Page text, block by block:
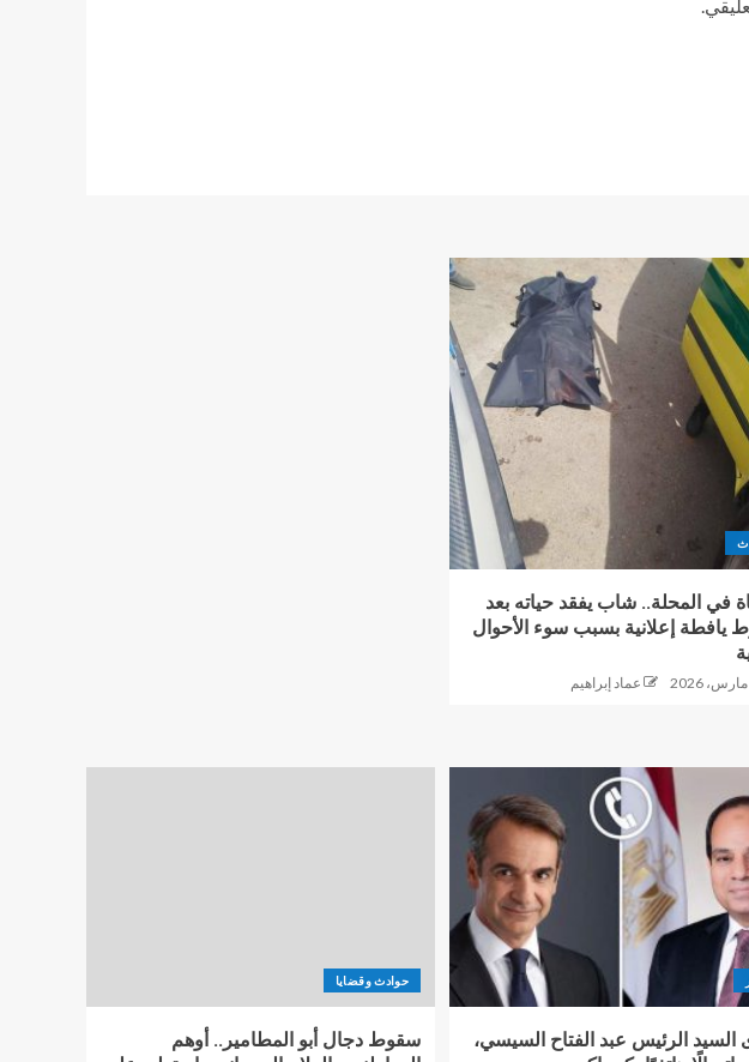
في المحلة.. شاب يفقد حياته بعد
يافطة إعلانية بسبب سوء الأحوال
عماد إبراهيم
السيد الرئيس عبد الفتاح السيسي،
حوادث وقضايا
سقوط دجال أبو المطامير.. أوهم